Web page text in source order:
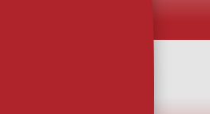
acelerar para ser rapidamente opção. O
que coisas boas estarão para chegar. O
e apresentou-se de imediato às ordens